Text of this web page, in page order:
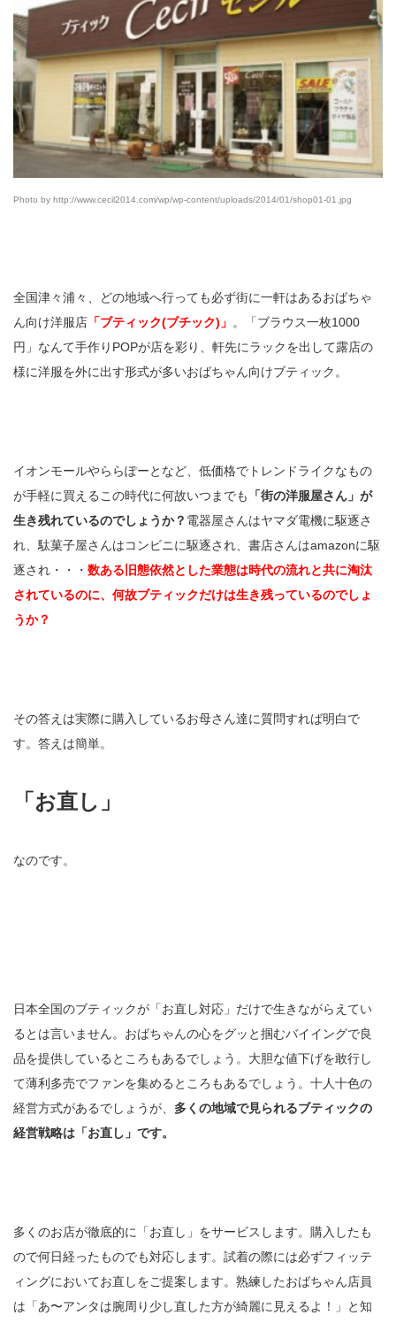
Photo by http://www.cecil2014.com/wp/wp-content/uploads/2014/01/shop01-01.jpg
全国津々浦々、どの地域へ行っても必ず街に一軒はあるおばちゃ
ん向け洋服店 「ブティック(ブチック)」 。「ブラウス一枚1000
円」なんて手作りPOPが店を彩り、軒先にラックを出して露店の
様に洋服を外に出す形式が多いおばちゃん向けブティック。
イオンモールやららぽーとなど、低価格でトレンドライクなもの
が手軽に買えるこの時代に何故いつまでも
「街の洋服屋さん」が
生き残れているのでしょうか？ 電器屋さんはヤマダ電機に駆逐さ
れ、駄菓子屋さんはコンビニに駆逐され、書店さんはamazonに駆
逐され・・・ 数ある旧態依然とした業態は時代の流れと共に淘汰
されているのに、何故ブティックだけは生き残っているのでしょ
うか？
その答えは実際に購入しているお母さん達に質問すれば明白で
す。答えは簡単。
「お直し」
なのです。
日本全国のブティックが「お直し対応」だけで生きながらえてい
るとは言いません。おばちゃんの心をグッと掴むバイイングで良
品を提供しているところもあるでしょう。大胆な値下げを敢行し
て薄利多売でファンを集めるところもあるでしょう。十人十色の
経営方式があるでしょうが、 多くの地域で見られるブティックの
経営戦略は「お直し」です。
多くのお店が徹底的に「お直し」をサービスします。購入したも
ので何日経ったものでも対応します。試着の際には必ずフィッテ
ィングにおいてお直しをご提案します。熟練したおばちゃん店員
は「あ〜アンタは腕周り少し直した方が綺麗に見えるよ！」と知